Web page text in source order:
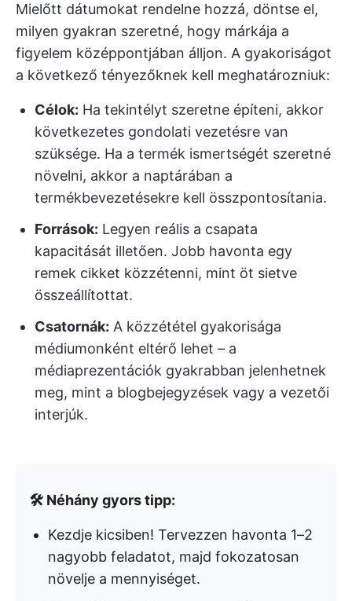
Mielőtt dátumokat rendelne hozzá, döntse el,
milyen gyakran szeretné, hogy márkája a
figyelem középpontjában álljon. A gyakoriságot
a következő tényezőknek kell meghatározniuk:
Célok: Ha tekintélyt szeretne építeni, akkor
következetes gondolati vezetésre van
szüksége. Ha a termék ismertségét szeretné
növelni, akkor a naptárában a
termékbevezetésekre kell összpontosítania.
Források: Legyen reális a csapata
kapacitását illetően. Jobb havonta egy
remek cikket közzétenni, mint öt sietve
összeállítottat.
Csatornák: A közzététel gyakorisága
médiumonként eltérő lehet – a
médiaprezentációk gyakrabban jelenhetnek
meg, mint a blogbejegyzések vagy a vezetői
interjúk.
🛠️ Néhány gyors tipp:
Kezdje kicsiben! Tervezzen havonta 1–2
nagyobb feladatot, majd fokozatosan
növelje a mennyiséget.